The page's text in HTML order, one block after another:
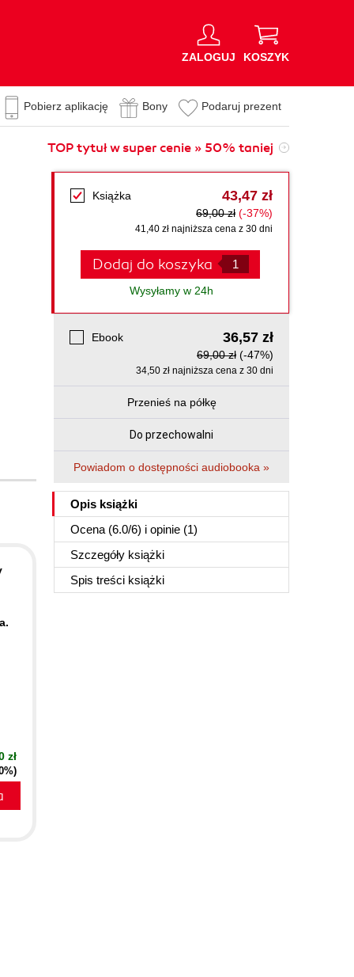
ZALOGUJ KOSZYK
Pobierz aplikację Bony Podaruj prezent
TOP tytuł w super cenie » 50% taniej
Książka 43,47 zł
69,00 zł (-37%)
41,40 zł najniższa cena z 30 dni
Dodaj do koszyka
Wysyłamy w 24h
Ebook 36,57 zł
69,00 zł (-47%)
34,50 zł najniższa cena z 30 dni
Przenieś na półkę
Do przechowalni
Powiadom o dostępności audiobooka »
Opis książki
Ocena (6.0/6) i opinie (1)
Szczegóły książki
Spis treści książki
zł